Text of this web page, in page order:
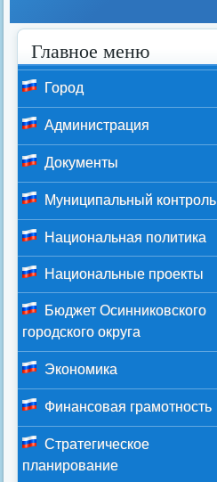
Главное меню
Город
Администрация
Документы
Муниципальный контроль
Национальная политика
Национальные проекты
Бюджет Осинниковского
городского округа
Экономика
Финансовая грамотность
Стратегическое
планирование